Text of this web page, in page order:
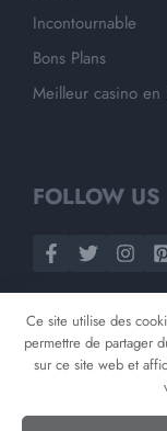
Incontournable
Bons Plans
Meilleur casino en
FOLLOW US
©2026
Ce site utilise des
permettre de partager
sur ce site web et